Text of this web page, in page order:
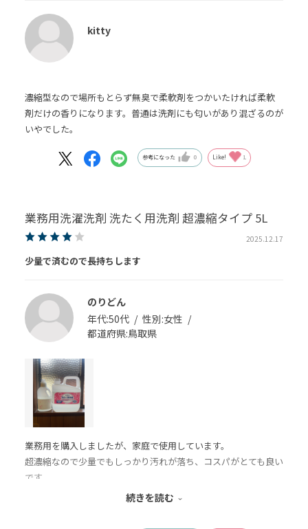
kitty
濃縮型なので場所もとらず無臭で柔軟剤をつかいたければ柔軟
剤だけの香りになります。普通は洗剤にも匂いがあり混ざるのが
いやでした。
参考になった 0 Like! 1
業務用洗濯洗剤 洗たく用洗剤 超濃縮タイプ 5L
2025.12.17
少量で済むので長持ちします
のりどん
年代:50代 性別:女性
都道府県:鳥取県
業務用を購入しましたが、家庭で使用しています。
超濃縮なので少量でもしっかり汚れが落ち、コスパがとても良い
です。
タオルの洗い上がりがすっきりして、嫌なニオイ残りもありませ
続きを読む